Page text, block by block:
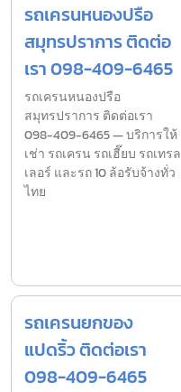
รถเครนหนองปรือ
สมุทรปราการ ติดต่อ
เรา 098-409-6465
รถเครนหนองปรือ
สมุทรปราการ ติดต่อเรา
098-409-6465 — บริการให้
เช่า รถเครน รถเฮี๊ยบ รถเทรล
เลอร์ และรถ 10 ล้อรับจ้างทั่ว
ไทย
รถเครนยกของ
แปดริ้ว ติดต่อเรา
098-409-6465